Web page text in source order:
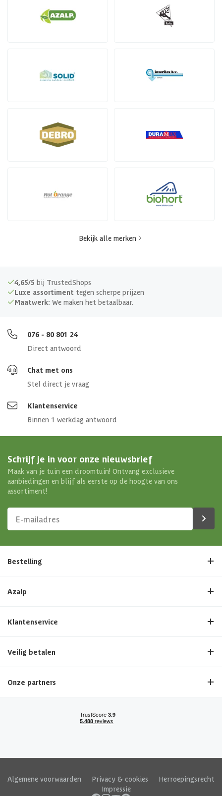
Bekijk alle merken
4,65/5 bij TrustedShops
Luxe assortiment tegen scherpe prijzen
Maatwerk: We maken het betaalbaar.
076 - 80 801 24
Direct antwoord
Chat met ons
Stel direct je vraag
Klantenservice
Binnen 1 werkdag antwoord
Schrijf je in voor onze nieuwsbrief
Maak van je tuin een droomtuin! Ontvang exclusieve
aanbiedingen en blijf als eerste op de hoogte van ons
assortiment!
Bestelling
Azalp
Klantenservice
Veilig betalen
Onze partners
Algemene voorwaarden Privacy & cookies
Herroepingsrecht
Impressie